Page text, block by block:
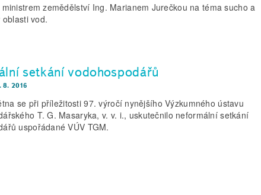
ministrem zemědělství Ing. Marianem Jurečkou na téma sucho a
vod.
setkání vodohospodářů
8. 2016
se při příležitosti 97. výročí nynějšího Výzkumného ústavu
T. G. Masaryka, v. v. i., uskutečnilo neformální setkání
uspořádané VÚV TGM.